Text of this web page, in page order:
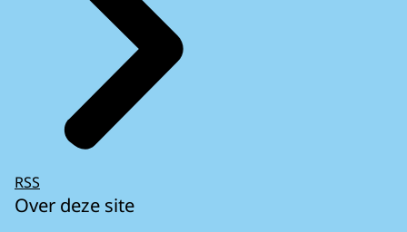
RSS
Over deze site